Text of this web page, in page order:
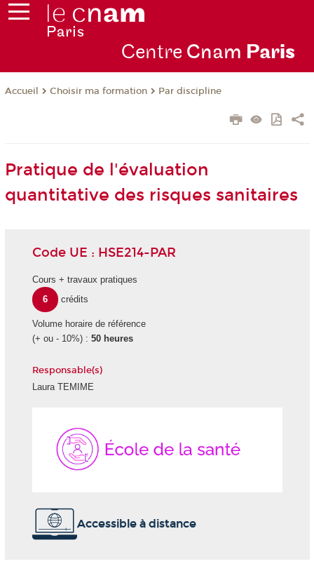
Centre Cnam Paris
Accueil Choisir ma formation Par discipline
Pratique de l'évaluation
quantitative des risques sanitaires
Code UE : HSE214-PAR
Cours + travaux pratiques
6
crédits
Volume horaire de référence
(+ ou - 10%) : 50 heures
Responsable(s)
Laura TEMIME
Accessible à distance